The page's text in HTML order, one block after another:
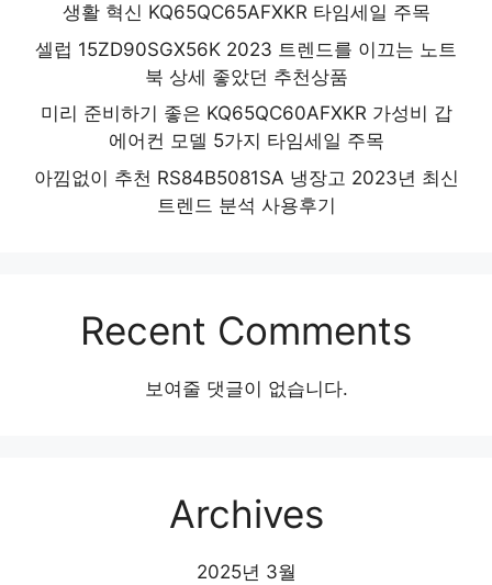
생활 혁신 KQ65QC65AFXKR 타임세일 주목
셀럽 15ZD90SGX56K 2023 트렌드를 이끄는 노트
북 상세 좋았던 추천상품
미리 준비하기 좋은 KQ65QC60AFXKR 가성비 갑
에어컨 모델 5가지 타임세일 주목
아낌없이 추천 RS84B5081SA 냉장고 2023년 최신
트렌드 분석 사용후기
Recent Comments
보여줄 댓글이 없습니다.
Archives
2025년 3월